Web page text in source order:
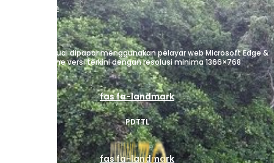
Soalan Lazim
Laman ini sesuai dipapar menggunakan pelayar web Microsoft Edge &
Google Chrome versi terkini dengan resolusi minima 1366×768
fas fa-landmark
PDTTL
fas fa-landmark